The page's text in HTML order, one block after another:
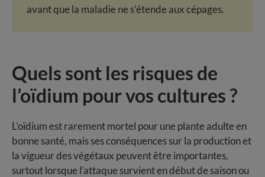
avant que la maladie ne s’étende aux cépages.
Quels sont les risques de
l’oïdium pour vos cultures ?
L’oïdium est rarement mortel pour une plante adulte en
bonne santé, mais ses conséquences sur la production et
la vigueur des végétaux peuvent être importantes,
surtout lorsque l’attaque survient en début de saison ou